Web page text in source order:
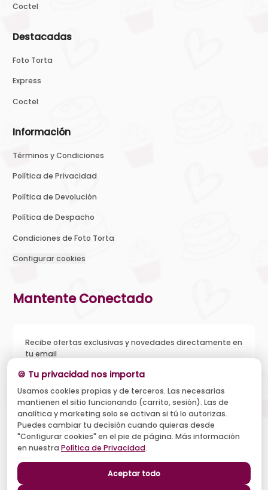
Coctel
Destacadas
Foto Torta
Express
Coctel
Información
Términos y Condiciones
Política de Privacidad
Política de Devolución
Política de Despacho
Condiciones de Foto Torta
Configurar cookies
Mantente Conectado
Recibe ofertas exclusivas y novedades directamente en
tu email
Acepto recibir novedades y ofertas, y el tratamiento de mi
email según la Política de Privacidad . Puedo darme de baja
cuando quiera.
Suscribirse
🍪 Tu privacidad nos importa
Usamos cookies propias y de terceros. Las necesarias
mantienen el sitio funcionando (carrito, sesión). Las de
analítica y marketing solo se activan si tú lo autorizas.
Puedes cambiar tu decisión cuando quieras desde
"Configurar cookies" en el pie de página. Más información
en nuestra Política de Privacidad.
Aceptar todo